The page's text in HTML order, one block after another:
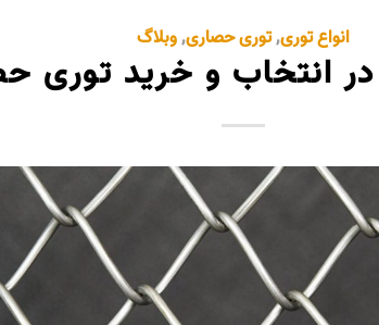
انواع توری,توری حصاری,وبلاگ
انتخاب و خرید توری